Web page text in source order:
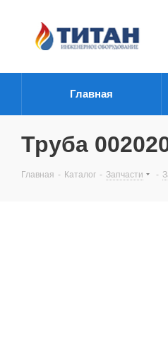
Главная
Труба
Главная - Каталог - Запчасти -